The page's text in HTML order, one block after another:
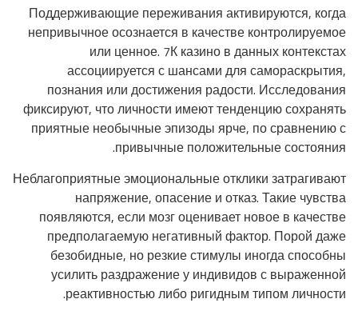
Поддерживающие переживания активируются, когда
непривычное осознается в качестве контролируемое
или ценное. 7К казино в данных контекстах
ассоциируется с шансами для самораскрытия,
познания или достижения радости. Исследования
фиксируют, что личности имеют тенденцию сохранять
приятные необычные эпизоды ярче, по сравнению с
привычные положительные состояния.
Неблагоприятные эмоциональные отклики затрагивают
напряжение, опасение и отказ. Такие чувства
появляются, если мозг оценивает новое в качестве
предполагаемую негативный фактор. Порой даже
безобидные, но резкие стимулы иногда способны
усилить раздражение у индивидов с выраженной
реактивностью либо ригидным типом личности.